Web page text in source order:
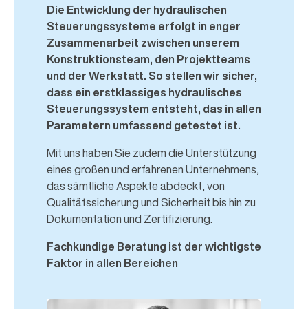
Die Entwicklung der hydraulischen
Steuerungssysteme erfolgt in enger
Zusammenarbeit zwischen unserem
Konstruktionsteam, den Projektteams
und der Werkstatt. So stellen wir sicher,
dass ein erstklassiges hydraulisches
Steuerungssystem entsteht, das in allen
Parametern umfassend getestet ist.
Mit uns haben Sie zudem die Unterstützung
eines großen und erfahrenen Unternehmens,
das sämtliche Aspekte abdeckt, von
Qualitätssicherung und Sicherheit bis hin zu
Dokumentation und Zertifizierung.
Fachkundige Beratung ist der wichtigste
Faktor in allen Bereichen